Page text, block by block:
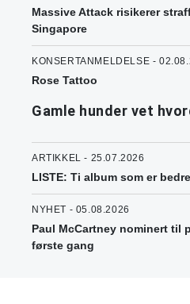
Massive Attack risikerer
Singapore
KONSERTANMELDELSE -
Rose Tattoo
Gamle hunder vet
ARTIKKEL - 25.07.2026
LISTE: Ti album som er
NYHET - 05.08.2026
Paul McCartney nominert til
første gang